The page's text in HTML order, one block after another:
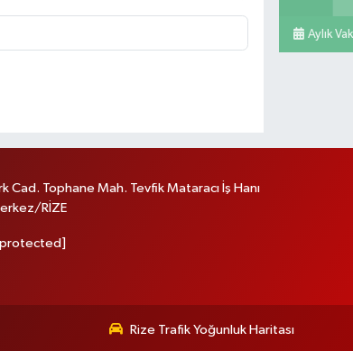
Aylık
Cad. Tophane Mah. Tevfik Mataracı İş Hanı
RİZE
protected]
Rize Trafik Yoğunluk Haritası